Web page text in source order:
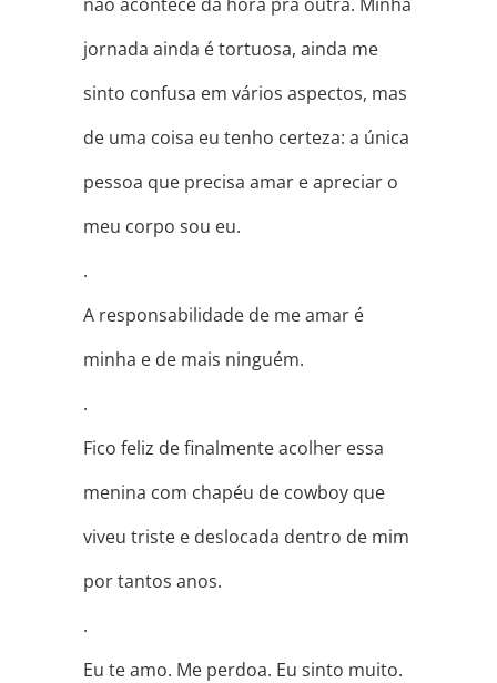
jornada ainda é tortuosa, ainda me
sinto confusa em vários aspectos, mas
de uma coisa eu tenho certeza: a única
pessoa que precisa amar e apreciar o
meu corpo sou eu.
.
A responsabilidade de me amar é
minha e de mais ninguém.
.
Fico feliz de finalmente acolher essa
menina com chapéu de cowboy que
viveu triste e deslocada dentro de mim
por tantos anos.
.
Eu te amo. Me perdoa. Eu sinto muito.